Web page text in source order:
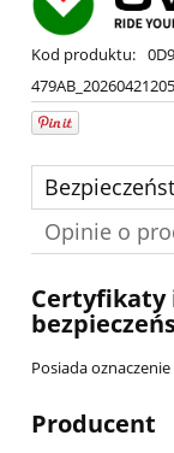
Kod produktu:
Opinie o
Certyfikaty
Posiada
Producent